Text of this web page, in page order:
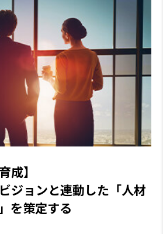
成】
ジョンと連動した「人材
を策定する